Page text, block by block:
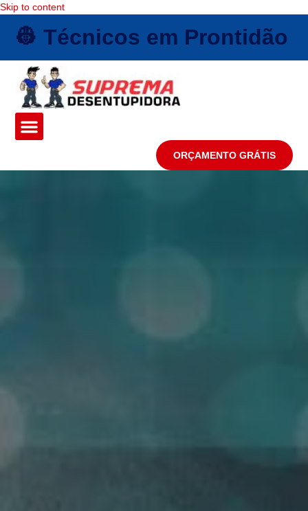
Skip to content
👷 Técnicos em Prontidão
ORÇAMENTO GRÁTIS